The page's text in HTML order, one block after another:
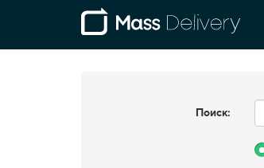
Поиск: